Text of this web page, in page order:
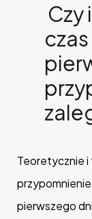
Czy
Teoretycznie
przypomnienie
pierwszego